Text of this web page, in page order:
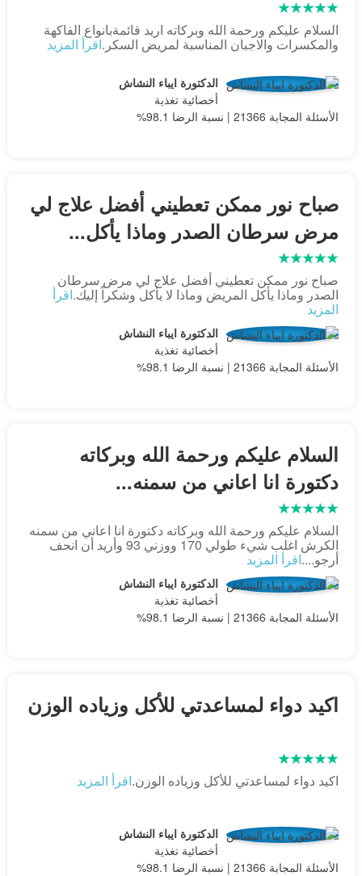
السلام عليكم ورحمة الله وبركاته اريد قائمةبانواع الفاكهة
والمكسرات والاجبان المناسبة لمريض السكر.اقرأ المزيد
الدكتورة ايباء النشاش
أخصائية تغذية
الأسئلة المجابة 21366 | نسبة الرضا 98.1%
صباح نور ممكن تعطيني أفضل علاج لي
مرض سرطان الصدر وماذا يأكل...
صباح نور ممكن تعطيني أفضل علاج لي مرض سرطان
الصدر وماذا يأكل المريض وماذا لا يأكل وشكراً إليك.اقرأ
المزيد
الدكتورة ايباء النشاش
أخصائية تغذية
الأسئلة المجابة 21366 | نسبة الرضا 98.1%
السلام عليكم ورحمة الله وبركاته
دكتورة انا اعاني من سمنه...
السلام عليكم ورحمة الله وبركاته دكتورة انا اعاني من سمنه
الكرش اغلب شيء طولي 170 ووزني 93 وأريد أن انحف
أرجو....اقرأ المزيد
الدكتورة ايباء النشاش
أخصائية تغذية
الأسئلة المجابة 21366 | نسبة الرضا 98.1%
اكيد دواء لمساعدتي للأكل وزياده الوزن
اكيد دواء لمساعدتي للأكل وزياده الوزن.اقرأ المزيد
الدكتورة ايباء النشاش
أخصائية تغذية
الأسئلة المجابة 21366 | نسبة الرضا 98.1%